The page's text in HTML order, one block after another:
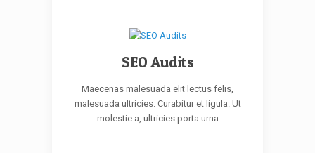
SEO Audits
Maecenas malesuada elit lectus felis,
malesuada ultricies. Curabitur et ligula. Ut
molestie a, ultricies porta urna